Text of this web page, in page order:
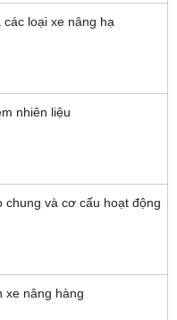
loại xe nâng hạ
nhiên liệu
chung và cơ cấu hoạt động
xe nâng hàng